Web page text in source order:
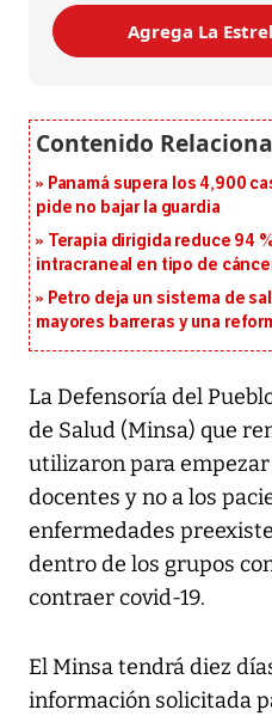
Agrega La
Panamá supera los 4,900
pide no bajar la guardia
Terapia dirigida reduce 94
intracraneal en tipo de
Petro deja un sistema de
mayores barreras y una
La Defensoría del
de Salud (Minsa) que
utilizaron para empezar
docentes y no a los
enfermedades
dentro de los grupos
contraer covid-19.
El Minsa tendrá diez
información solicitada